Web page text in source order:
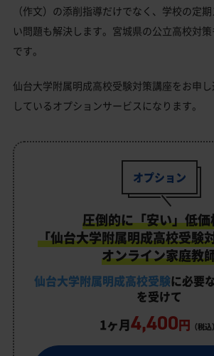
（作文）の添削指導だけでなく、学校の定
い問題も解決します。宮城県の公立高校対
です。
仙台大学附属明成高校受験対策講座をお申
しているオプションサービスになります。
オプション
圧倒的に「安い」低
「仙台大学附属明成高校受験
オンライン家庭教
仙台大学附属明成高校受験に必要
を受けて
1ヶ月4,400円 （税込）